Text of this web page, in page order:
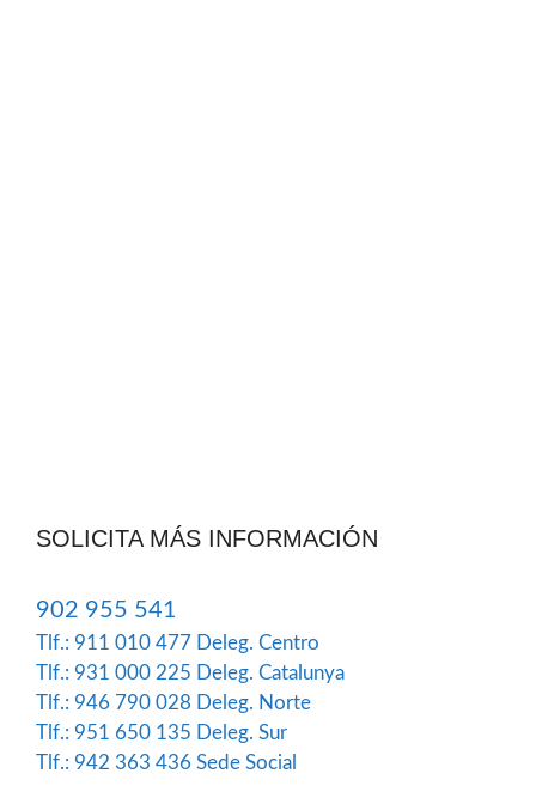
SOLICITA MÁS INFORMACIÓN
902 955 541
Tlf.: 911 010 477 Deleg. Centro
Tlf.: 931 000 225 Deleg. Catalunya
Tlf.: 946 790 028 Deleg. Norte
Tlf.: 951 650 135 Deleg. Sur
Tlf.: 942 363 436 Sede Social